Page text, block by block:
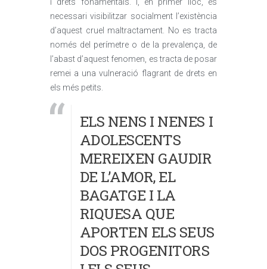
i drets fonamentals. I, en primer lloc, és
necessari visibilitzar socialment l’existència
d’aquest cruel maltractament. No es tracta
només del perímetre o de la prevalença, de
l’abast d’aquest fenomen, es tracta de posar
remei a una vulneració flagrant de drets en
els més petits.
ELS NENS I NENES I
ADOLESCENTS
MEREIXEN GAUDIR
DE L’AMOR, EL
BAGATGE I LA
RIQUESA QUE
APORTEN ELS SEUS
DOS PROGENITORS